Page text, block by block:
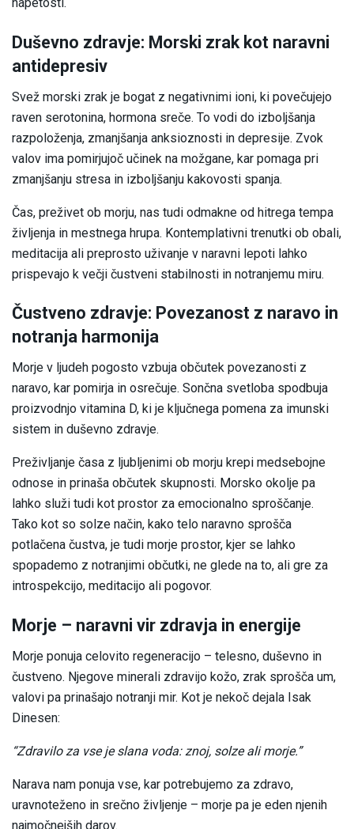
napetosti.
Duševno zdravje: Morski zrak kot naravni
antidepresiv
Svež morski zrak je bogat z negativnimi ioni, ki povečujejo
raven serotonina, hormona sreče. To vodi do izboljšanja
razpoloženja, zmanjšanja anksioznosti in depresije. Zvok
valov ima pomirjujoč učinek na možgane, kar pomaga pri
zmanjšanju stresa in izboljšanju kakovosti spanja.
Čas, preživet ob morju, nas tudi odmakne od hitrega tempa
življenja in mestnega hrupa. Kontemplativni trenutki ob obali,
meditacija ali preprosto uživanje v naravni lepoti lahko
prispevajo k večji čustveni stabilnosti in notranjemu miru.
Čustveno zdravje: Povezanost z naravo in
notranja harmonija
Morje v ljudeh pogosto vzbuja občutek povezanosti z
naravo, kar pomirja in osrečuje. Sončna svetloba spodbuja
proizvodnjo vitamina D, ki je ključnega pomena za imunski
sistem in duševno zdravje.
Preživljanje časa z ljubljenimi ob morju krepi medsebojne
odnose in prinaša občutek skupnosti. Morsko okolje pa
lahko služi tudi kot prostor za emocionalno sproščanje.
Tako kot so solze način, kako telo naravno sprošča
potlačena čustva, je tudi morje prostor, kjer se lahko
spopademo z notranjimi občutki, ne glede na to, ali gre za
introspekcijo, meditacijo ali pogovor.
Morje – naravni vir zdravja in energije
Morje ponuja celovito regeneracijo – telesno, duševno in
čustveno. Njegove minerali zdravijo kožo, zrak sprošča um,
valovi pa prinašajo notranji mir. Kot je nekoč dejala Isak
Dinesen:
“Zdravilo za vse je slana voda: znoj, solze ali morje.”
Narava nam ponuja vse, kar potrebujemo za zdravo,
uravnoteženo in srečno življenje – morje pa je eden njenih
najmočnejših darov.